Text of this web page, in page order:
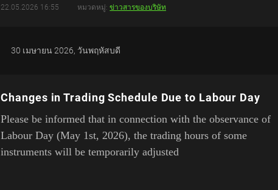
22.05.2026 16:55 หมวดหมู่:ข่าวสารของบริษัท
30 เมษายน 2026, วันพฤหัสบดี
Changes in Trading Schedule Due to Labour Day
Please be informed that in connection with the observance of
Labour Day (May 1st, 2026), the trading hours of some
instruments will be temporarily adjusted